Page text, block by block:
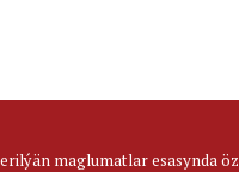
maglumatlar esasynda